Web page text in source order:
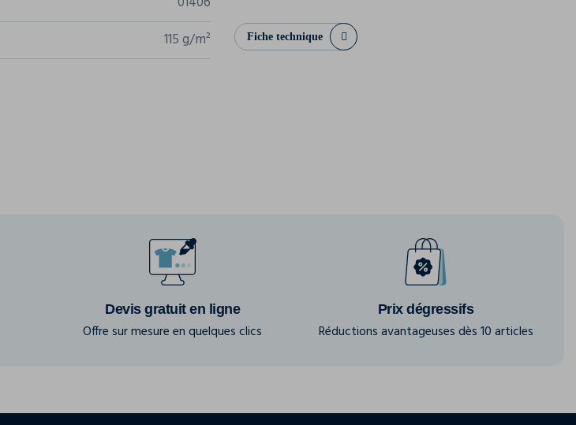
115 g/m²
Fiche technique
Devis gratuit en ligne
Offre sur mesure en quelques clics
Prix dégressifs
Réductions avantageuses dès 10 articles